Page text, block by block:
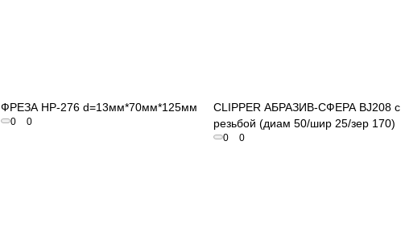
ФРЕЗА HP-276 d=13мм*70мм*125мм
0 0
CLIPPER АБРАЗИВ-СФЕРА BJ208 с
резьбой (диам 50/шир 25/зер 170)
0 0